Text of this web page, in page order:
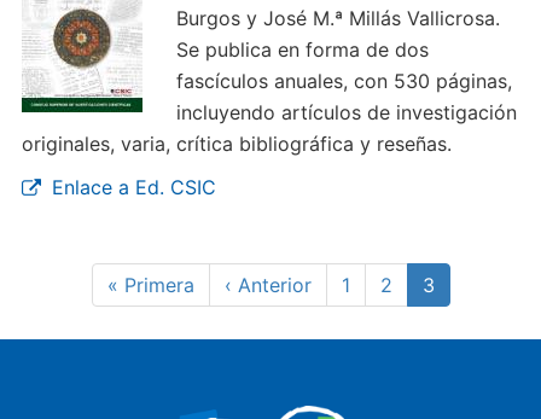
Burgos y José M.ª Millás Vallicrosa.
Se publica en forma de dos
fascículos anuales, con 530 páginas,
incluyendo artículos de investigación
originales, varia, crítica bibliográfica y reseñas.
Enlace a Ed. CSIC
Paginación
Primera
página
« Primera
Página
anterior
‹ Anterior Page
1 Page
2
Página
actual
3